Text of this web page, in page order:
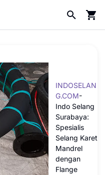
INDOSELAN
G.COM-
Indo Selang
Surabaya:
Spesialis
Selang Karet
Mandrel
dengan
Flange